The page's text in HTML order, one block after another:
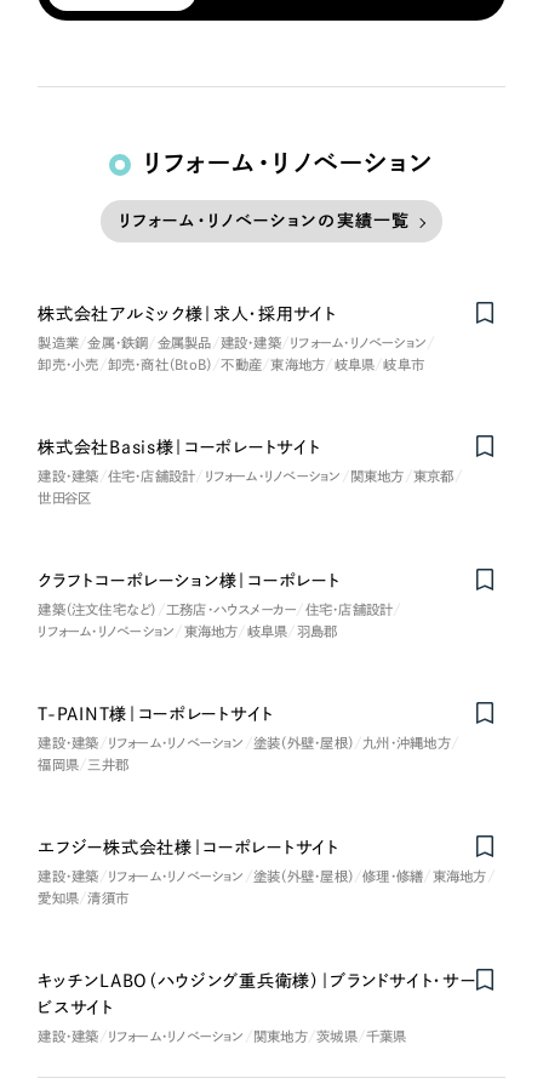
リフォーム・リノベーション
リフォーム・リノベーションの実績一覧
株式会社アルミック様｜求人・採用サイト
製造業 金属・鉄鋼 金属製品 建設・建築
リフォーム・リノベーション
卸売・小売
卸売・商社（BtoB） 不動産 東海地方 岐阜県 岐阜市
株式会社Basis様｜コーポレートサイト
建設・建築 住宅・店舗設計 リフォーム・リノベーション 関東地方
東京都
世田谷区
クラフトコーポレーション様｜コーポレート
建築（注文住宅など） 工務店・ハウスメーカー
住宅・店舗設計
リフォーム・リノベーション
東海地方 岐阜県 羽島郡
T-PAINT様｜コーポレートサイト
建設・建築 リフォーム・リノベーション 塗装（外壁・屋根）
九州・沖縄地方
福岡県
三井郡
エフジー株式会社様｜コーポレートサイト
建設・建築 リフォーム・リノベーション 塗装（外壁・屋根） 修理・修繕
東海地方
愛知県
清須市
キッチンLABO（ハウジング重兵衛様）｜ブランドサイト・サー
ビスサイト
建設・建築 リフォーム・リノベーション 関東地方 茨城県 千葉県